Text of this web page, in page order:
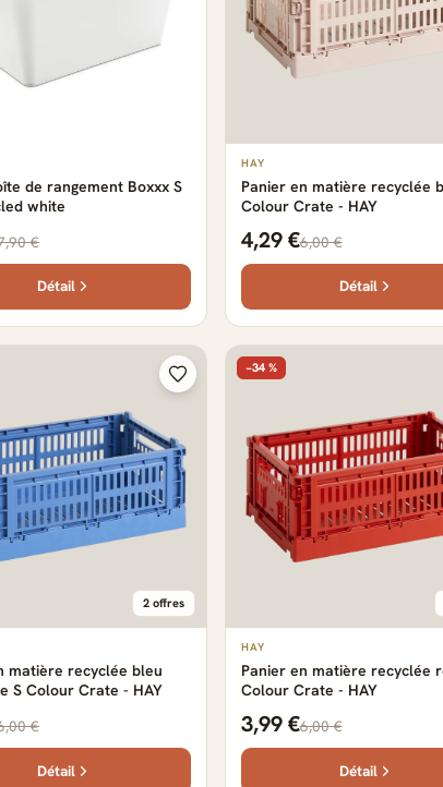
de rangement Boxxx S
white
€
Détail
HAY
Panier en matière recyclée
Colour Crate - HAY
4,29 €6,00 €
Détail
2 offres
matière recyclée bleu
électrique S Colour Crate - HAY
€
Détail
−34 %
HAY
Panier en matière recyclée
Colour Crate - HAY
3,99 €6,00 €
Détail